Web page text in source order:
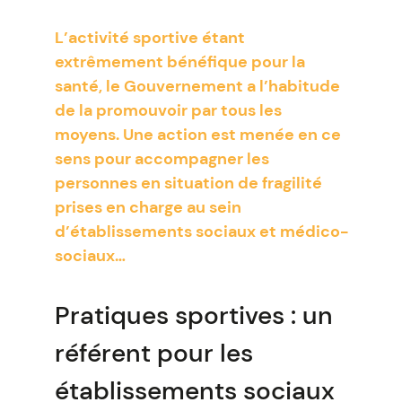
L’activité sportive étant
extrêmement bénéfique pour la
santé, le Gouvernement a l’habitude
de la promouvoir par tous les
moyens. Une action est menée en ce
sens pour accompagner les
personnes en situation de fragilité
prises en charge au sein
d’établissements sociaux et médico-
sociaux…
Pratiques sportives : un
référent pour les
établissements sociaux